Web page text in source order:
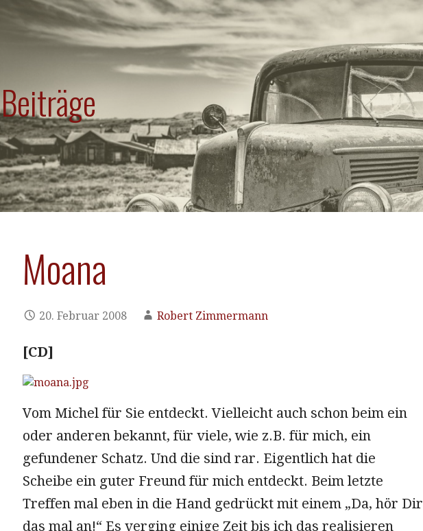
Beiträge
Moana
20. Februar 2008 Robert Zimmermann
[CD]
Vom Michel für Sie entdeckt. Vielleicht auch schon beim ein
oder anderen bekannt, für viele, wie z.B. für mich, ein
gefundener Schatz. Und die sind rar. Eigentlich hat die
Scheibe ein guter Freund für mich entdeckt. Beim letzte
Treffen mal eben in die Hand gedrückt mit einem „Da, hör Dir
das mal an!“ Es verging einige Zeit bis ich das realisieren